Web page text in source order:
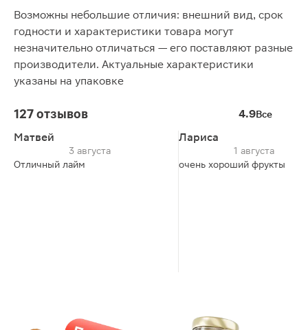
Возможны небольшие отличия: внешний вид, срок
годности и характеристики товара могут
незначительно отличаться — его поставляют разные
производители. Актуальные характеристики
указаны на упаковке
127 отзывов 4.9Все
Матвей
3 августа
Отличный лайм
Лариса
1 августа
очень хороший фрукты